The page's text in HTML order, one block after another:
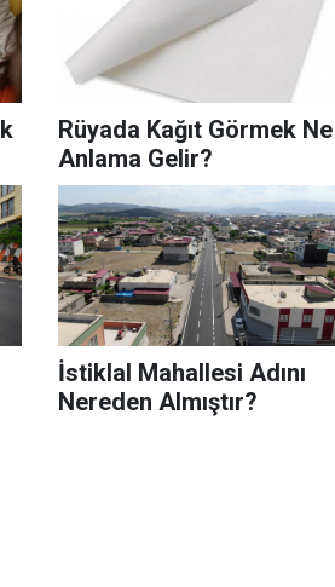
Rüyada Kağıt Görmek Ne
Anlama Gelir?
İstiklal Mahallesi Adını
Nereden Almıştır?